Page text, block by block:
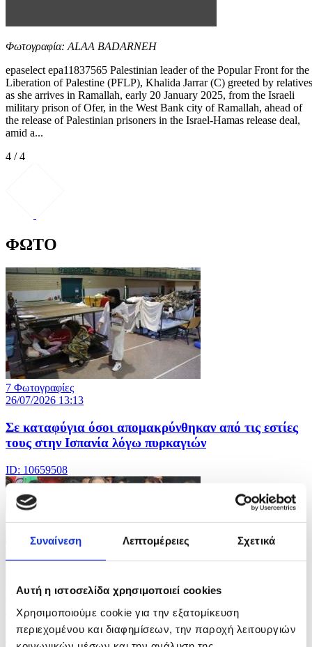
Συναίνεση Λεπτομέρειες Σχετικά
Αυτή η ιστοσελίδα χρησιμοποιεί cookies
Χρησιμοποιούμε cookie για την εξατομίκευση
περιεχομένου και διαφημίσεων, την παροχή λειτουργιών
Φωτογραφία: ALAA BADARNEH
epaselect epa11837565 Palestinian leader of the Popular Front for the
Liberation of Palestine (PFLP), Khalida Jarrar (C) greeted by relatives
as she arrives in Ramallah, early 20 January 2025, from the Israeli
military prison of Ofer, in the West Bank city of Ramallah, ahead of
the release of Palestinian prisoners in the Israel-Hamas release deal,
amid a...
4 / 4
ΦΩΤΟ
7 Φωτογραφίες
26/07/2026 13:13
Σε καταφύγια όσοι απομακρύνθηκαν από τις εστίες
τους στην Ισπανία λόγω πυρκαγιών
ID: 10659508
8 Φωτογραφίες
26/07/2026 13:11
Eκδηλώσεις στη Μουμπάϊ μετά την παραίτηση του